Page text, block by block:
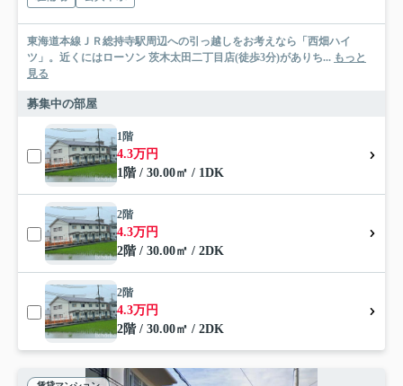
東海道本線ＪＲ総持寺駅周辺への引っ越しをお考えなら「西畑ハイ
ツ」。近くにはローソン 茨木太田二丁目店(徒歩3分)がありち... もっと
見る
募集中の部屋
1階
4.3万円
1階 / 30.00㎡ / 1DK
2階
4.3万円
2階 / 30.00㎡ / 2DK
2階
4.3万円
2階 / 30.00㎡ / 2DK